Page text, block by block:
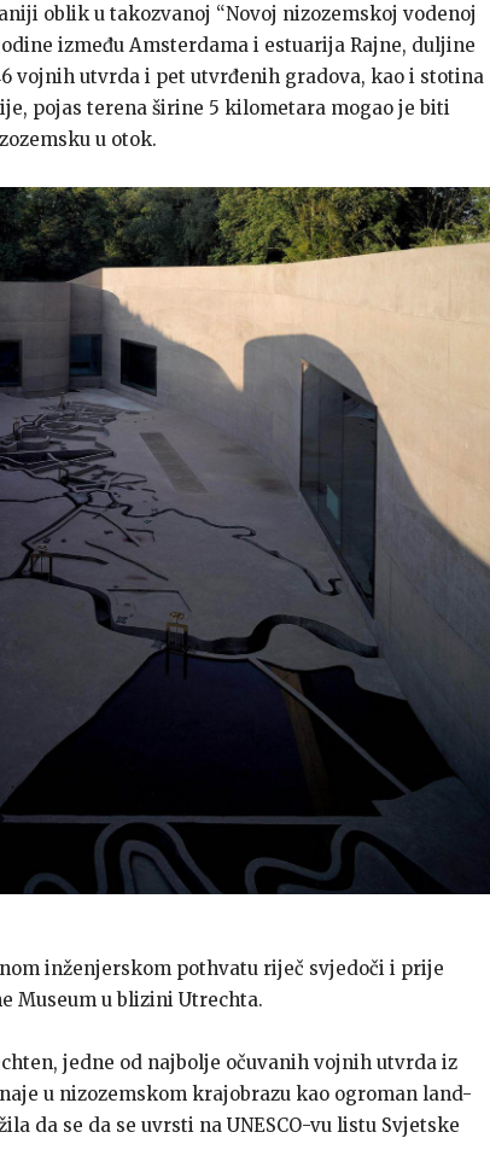
oblik u takozvanoj “Novoj nizozemskoj vodenoj
između Amsterdama i estuarija Rajne, duljine
vojnih utvrda i pet utvrđenih gradova, kao i stotina
pojas terena širine 5 kilometara mogao je biti
u otok.
inženjerskom pothvatu riječ svjedoči i prije
Museum u blizini Utrechta.
jedne od najbolje očuvanih vojnih utvrda iz
u nizozemskom krajobrazu kao ogroman land-
da se da se uvrsti na UNESCO-vu listu Svjetske